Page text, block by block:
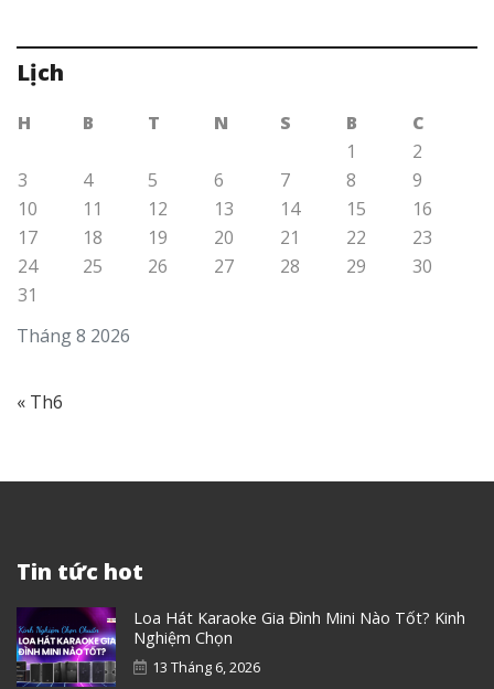
Lịch
Tháng 8 2026
H B T N S B
C
1
2
3
4 5 6 7 8
9
10
11 12 13 14 15
16
17
18 19 20 21 22
23
24
25 26 27 28 29
30
31
« Th6
Tin tức hot
Loa Hát Karaoke Gia Đình Mini Nào Tốt? Kinh
Nghiệm Chọn
13 Tháng 6, 2026